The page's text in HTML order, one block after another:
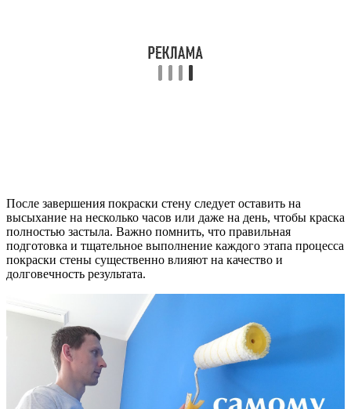
После завершения покраски стену следует оставить на
высыхание на несколько часов или даже на день, чтобы краска
полностью застыла. Важно помнить, что правильная
подготовка и тщательное выполнение каждого этапа процесса
покраски стены существенно влияют на качество и
долговечность результата.